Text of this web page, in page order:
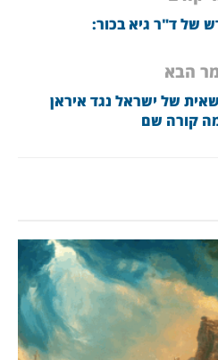
של ד"ר גיא בכור:
הבא
של ישראל נגד איראן
קורה שם